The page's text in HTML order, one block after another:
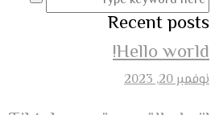
Recent posts
Hello world!
نوفمبر 20, 2023